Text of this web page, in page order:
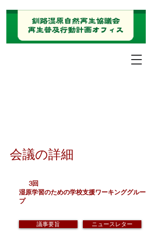
会議の詳細
3回
湿原学習のための学校支援ワーキンググルー
プ
議事要旨 ニュースレター